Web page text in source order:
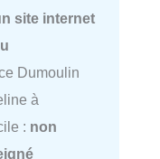
site internet
Dumoulin
à
: non